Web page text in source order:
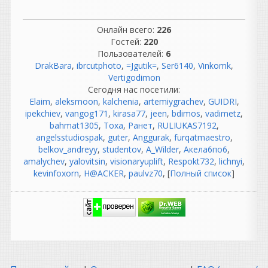
Список мировых
музыкантов и продюсеров,
работающих в FL Studio,
огромен. В этой программе
создаются не только хип-
хоп биты, но и стадионный
поп, тяжелый дабстеп,
кинематографичные треки и
инди-музыка. [1,2]
Вот еще несколько
знаковых имен,
разделенных по жанрам:
Boi-1da — штатный
продюсер Дрейка (Drake).
Онлайн всего: 226
Гостей: 220
Пользователей: 6
DrakBara, ibrcutphoto, =Jgutik=, Ser6140, Vinkomk,
Vertigodimon
Сегодня нас посетили:
Elaim, aleksmoon, kalchenia, artemiygrachev, GUIDRI,
ipekchiev, vangog171 , kirasa77, jeen, bdimos, vadimetz,
bahmat1305, Тоха, Ранет, RULIUKAS7192,
angelsstudiospak, guter, Anggurak, furqatmaestro,
belkov_andreyy, studentov, A_Wilder, Акела6по6,
amalychev, yalovitsin, visionaryuplift, Respokt732, lichnyi,
kevinfoxorn, H@ACKER, paulvz70, [Полный список]